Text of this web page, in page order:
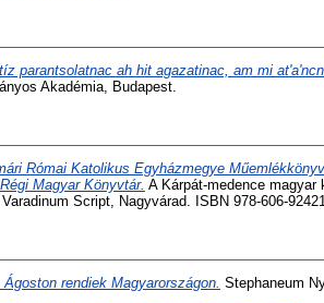
parantsolatnac ah hit agazatinac, am mi
Akadémia, Budapest.
Római Katolikus Egyházmegye
Magyar Könyvtár. A Kárpát-medence
Script, Nagyvárad. ISBN 978-606-
Ágoston rendiek Magyarországon. Stephaneum